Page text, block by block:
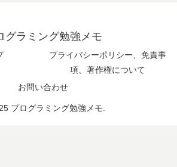
グラミング勉強メモ
プライバシーポリシー、免責事
項、著作権について
お問い合わせ
プログラミング勉強メモ.